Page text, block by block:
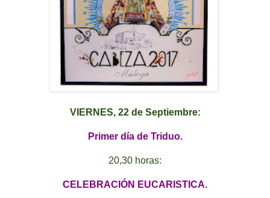
VIERNES, 22 de Septiembre:
Primer día de Triduo.
20,30 horas:
CELEBRACIÓN EUCARISTICA.